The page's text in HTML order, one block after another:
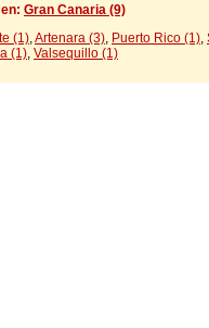
Gran Canaria (9)
(1) Artenara (3) Puerto Rico (1)
(1) Valsequillo (1)